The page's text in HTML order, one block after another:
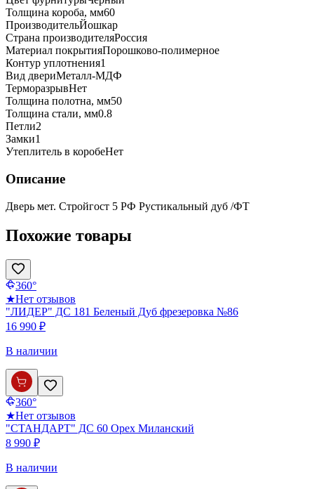
Толщина короба, мм60
ПроизводительЙошкар
Страна производителяРоссия
Материал покрытияПорошково-полимерное
Контур уплотнения1
Вид двериМеталл-МДФ
ТерморазрывНет
Толщина полотна, мм50
Толщина стали, мм0.8
Петли2
Замки1
Утеплитель в коробеНет
Описание
Дверь мет. Стройгост 5 РФ Рустикальный дуб /ФТ
Похожие товары
360°
★Нет отзывов
"ЛИДЕР" ДС 181 Беленый Дуб фрезеровка №86
16 990 ₽
В наличии
360°
★Нет отзывов
"СТАНДАРТ" ДС 60 Орех Миланский
8 990 ₽
В наличии